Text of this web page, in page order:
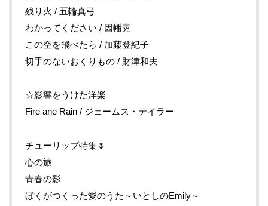
残り火 / 五輪真弓
わかってください / 因幡晃
この空を飛べたら / 加藤登紀子
切手のないおくりもの / 財津和夫
☆影響をうけた洋楽
Fire ane Rain / ジェームス・テイラー
チューリップ特集🌷
心の旅
青春の影
ぼくがつくった愛のうた～いとしのEmily～